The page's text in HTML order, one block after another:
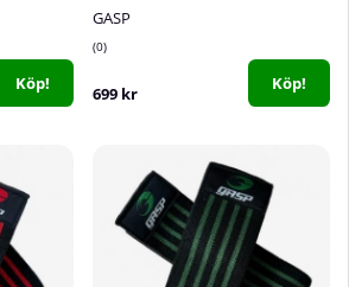
Köp!
GASP
0
699 kr Köp!